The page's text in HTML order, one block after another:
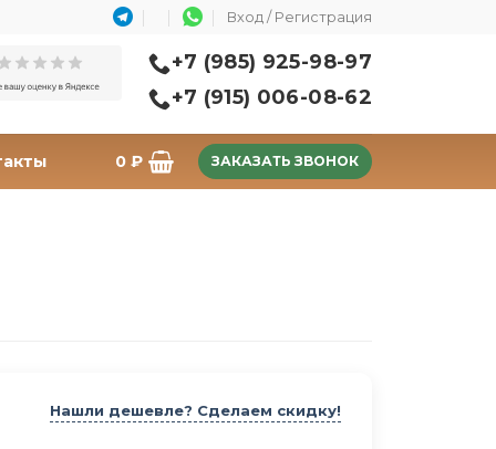
Вход / Регистрация
+7 (985) 925-98-97
+7 (915) 006-08-62
0 ₽ ЗАКАЗАТЬ ЗВОНОК
Нашли дешевле? Сделаем скидку!